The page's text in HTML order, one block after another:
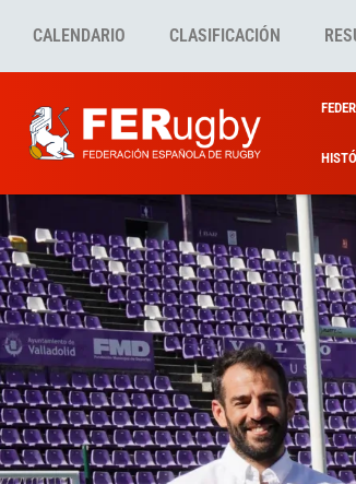
CALENDARIO CLASIFICACIÓN